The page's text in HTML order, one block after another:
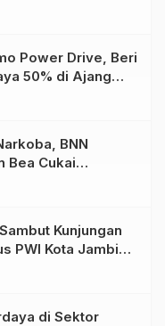
Power Drive, Beri
50% di Ajang
BNN
Bea Cukai
Pelaku beserta
Kunjungan
PWI Kota Jambi
Kolaborasi
di Sektor